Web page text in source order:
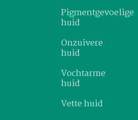
Pigmentgevoelige
huid
Onzuivere
huid
Vochtarme
huid
Vette huid